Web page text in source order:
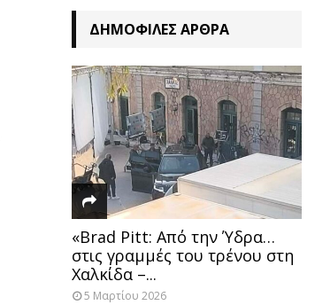
ΔΗΜΟΦΙΛΈΣ ΆΡΘΡΑ
«Brad Pitt: Από την Ύδρα…
στις γραμμές του τρένου στη
Χαλκίδα –...
5 Μαρτίου 2026